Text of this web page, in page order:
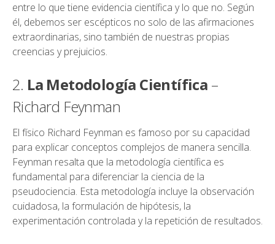
entre lo que tiene evidencia científica y lo que no. Según
él, debemos ser escépticos no solo de las afirmaciones
extraordinarias, sino también de nuestras propias
creencias y prejuicios.
2. La Metodología Científica –
Richard Feynman
El físico Richard Feynman es famoso por su capacidad
para explicar conceptos complejos de manera sencilla.
Feynman resalta que la metodología científica es
fundamental para diferenciar la ciencia de la
pseudociencia. Esta metodología incluye la observación
cuidadosa, la formulación de hipótesis, la
experimentación controlada y la repetición de resultados.